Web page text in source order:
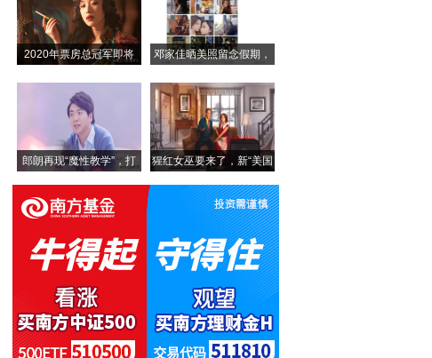
2020年票房总冠军即将
邓家佳晒美照留念假期，
郎朗再现“魔性教学”，打 猩红女巫要来了，新“美国